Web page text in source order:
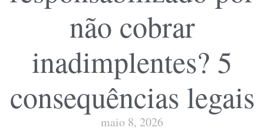
não cobrar
inadimplentes? 5
consequências legais
maio 8, 2026